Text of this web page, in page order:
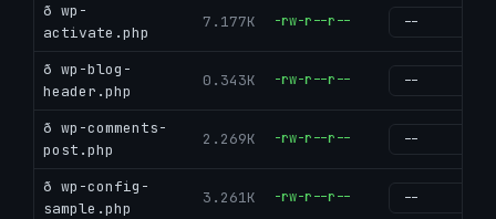
ð wp-
activate.php
7.177K -rw-r--r--
ð wp-blog-
header.php
0.343K -rw-r--r--
ð wp-comments-
post.php
2.269K -rw-r--r--
ð wp-config-
sample.php
3.261K -rw-r--r--